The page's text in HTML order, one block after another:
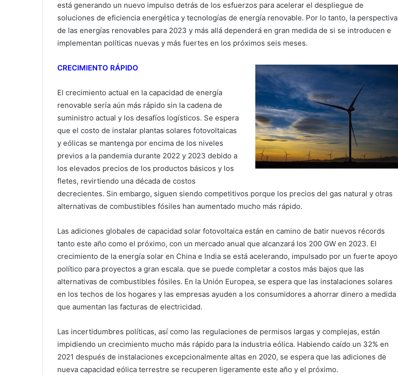
está generando un nuevo impulso detrás de los esfuerzos para acelerar el despliegue de
soluciones de eficiencia energética y tecnologías de energía renovable. Por lo tanto, la perspectiva
de las energías renovables para 2023 y más allá dependerá en gran medida de si se introducen e
implementan políticas nuevas y más fuertes en los próximos seis meses.
CRECIMIENTO RÁPIDO
El crecimiento actual en la capacidad de energía
renovable sería aún más rápido sin la cadena de
suministro actual y los desafíos logísticos. Se espera
que el costo de instalar plantas solares fotovoltaicas
y eólicas se mantenga por encima de los niveles
previos a la pandemia durante 2022 y 2023 debido a
los elevados precios de los productos básicos y los
fletes, revirtiendo una década de costos
decrecientes. Sin embargo, siguen siendo competitivos porque los precios del gas natural y otras
alternativas de combustibles fósiles han aumentado mucho más rápido.
Las adiciones globales de capacidad solar fotovoltaica están en camino de batir nuevos récords
tanto este año como el próximo, con un mercado anual que alcanzará los 200 GW en 2023. El
crecimiento de la energía solar en China e India se está acelerando, impulsado por un fuerte apoyo
político para proyectos a gran escala. que se puede completar a costos más bajos que las
alternativas de combustibles fósiles. En la Unión Europea, se espera que las instalaciones solares
en los techos de los hogares y las empresas ayuden a los consumidores a ahorrar dinero a medida
que aumentan las facturas de electricidad.
Las incertidumbres políticas, así como las regulaciones de permisos largas y complejas, están
impidiendo un crecimiento mucho más rápido para la industria eólica. Habiendo caído un 32% en
2021 después de instalaciones excepcionalmente altas en 2020, se espera que las adiciones de
nueva capacidad eólica terrestre se recuperen ligeramente este año y el próximo.